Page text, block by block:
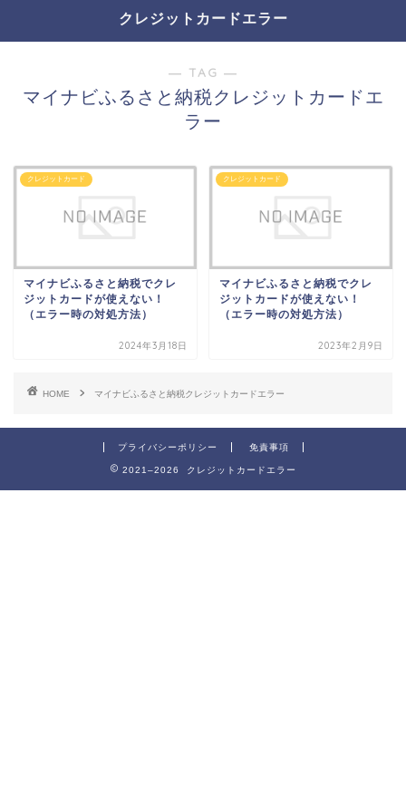
クレジットカードエラー
― TAG ―
マイナビふるさと納税クレジットカードエ
ラー
クレジットカード
マイナビふるさと納税でクレ
ジットカードが使えない！
（エラー時の対処方法）
2024年3月18日
クレジットカード
マイナビふるさと納税でクレ
ジットカードが使えない！
（エラー時の対処方法）
2023年2月9日
HOME マイナビふるさと納税クレジットカードエラー
プライバシーポリシー 免責事項
2021–2026 クレジットカードエラー